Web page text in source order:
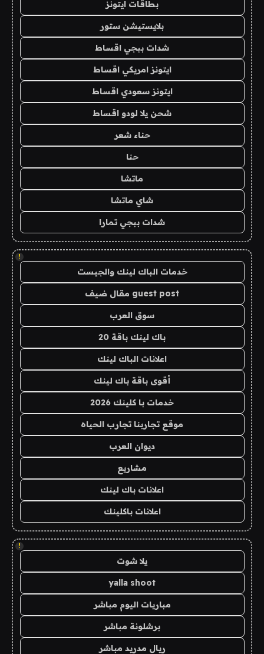
بطاقات ايتونز
بلايستيشن ستور
شدات ببجي اقساط
ايتونز امريكي اقساط
ايتونز سعودي اقساط
شحن يلا لودو اقساط
حناء شعر
حنا
ماتشا
شاي ماتشا
شدات ببجي تمارا
!
خدمات الباك لينك والجيست
guest post مقال ضيف
سوق العرب
باك لينك باقة 20
اعلانات الباك لينك
أقوى باقة باك لينك
خدمات با كلينك 2026
موقع تجاربنا تجارب الحياه
ديوان العرب
مشاريع
اعلانات باك لينك
اعلانات باكلينك
!
يلا شوت
yalla shoot
مباريات اليوم مباشر
برشلونة مباشر
ريال مدريد مباشر